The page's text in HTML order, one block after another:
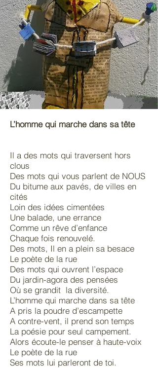
L’homme qui marche dans sa tête
Il a des mots qui traversent hors
clous
Des mots qui vous parlent de NOUS
Du bitume aux pavés, de villes en
cités
Loin des idées cimentées
Une balade, une errance
Comme un rêve d’enfance
Chaque fois renouvelé.
Des mots, Il en a plein sa besace
Le poète de la rue
Des mots qui ouvrent l’espace
Du jardin-agora des pensées
Où se grandit la diversité.
L’homme qui marche dans sa tête
A pris la poudre d’escampette
A contre-vent, il prend son temps
La poésie pour seul campement.
Alors écoute-le penser à haute-voix
Le poète de la rue
Ses mots lui parleront de toi.